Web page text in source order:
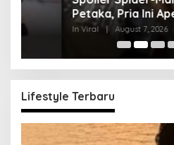
Petaka, Pria Ini Apes
August 7, 2026
Lifestyle Terbaru